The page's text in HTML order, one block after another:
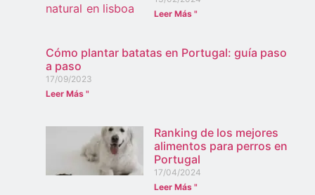
Leer Más "
Cómo plantar batatas en Portugal: guía paso
a paso
17/09/2023
Leer Más "
Ranking de los mejores
alimentos para perros en
Portugal
17/04/2024
Leer Más "